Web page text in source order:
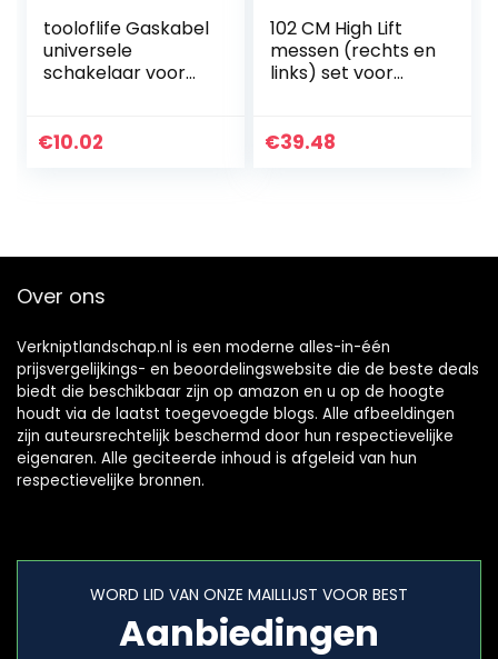
tooloflife Gaskabel
universele
schakelaar voor
€10.02
102 CM High Lift
messen (rechts en
links) set voor
Viking Twin Cut + 2
€39.48
Over ons
Verkniptlandschap.nl is een moderne alles-in-één
prijsvergelijkings- en beoordelingswebsite die de beste deals
biedt die beschikbaar zijn op amazon en u op de hoogte
houdt via de laatst toegevoegde blogs. Alle afbeeldingen
zijn auteursrechtelijk beschermd door hun respectievelijke
eigenaren. Alle geciteerde inhoud is afgeleid van hun
respectievelijke bronnen.
WORD LID VAN ONZE MAILLIJST VOOR BEST
Aanbiedingen